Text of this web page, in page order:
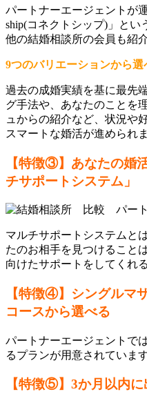
パートナーエージェントが
ship(コネクトシップ)」とい
他の結婚相談所の会員も紹
9つのバリエーションから
過去の成婚実績を基に最先
グ手法や、あなたのことを
ュからの紹介など、状況や
スマートな婚活が進められま
【特徴③】あなたの婚
チサポートシステム」
マルチサポートシステムと
たのお相手を見つけること
向けたサポートをしてくれ
【特徴④】シングルマ
コースから選べる
パートナーエージェントで
るプランが用意されています
【特徴⑤】3か月以内